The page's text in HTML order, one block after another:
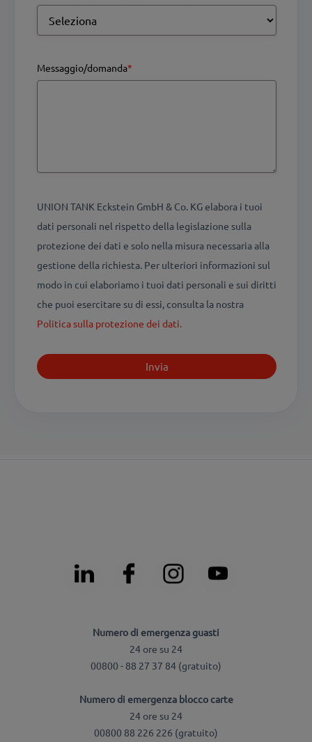
Messaggio/domanda*
UNION TANK Eckstein GmbH & Co. KG elabora i tuoi
dati personali nel rispetto della legislazione sulla
protezione dei dati e solo nella misura necessaria alla
gestione della richiesta. Per ulteriori informazioni sul
modo in cui elaboriamo i tuoi dati personali e sui diritti
che puoi esercitare su di essi, consulta la nostra
Politica sulla protezione dei dati.
Numero di emergenza guasti
24 ore su 24
00800 - 88 27 37 84 (gratuito)
Numero di emergenza blocco carte
24 ore su 24
00800 88 226 226 (gratuito)